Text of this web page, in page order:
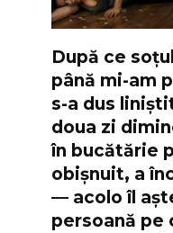
După ce
până mi-am
s-a dus
doua zi
în bucătărie
obișnuit, a
— acolo îl
persoană pe